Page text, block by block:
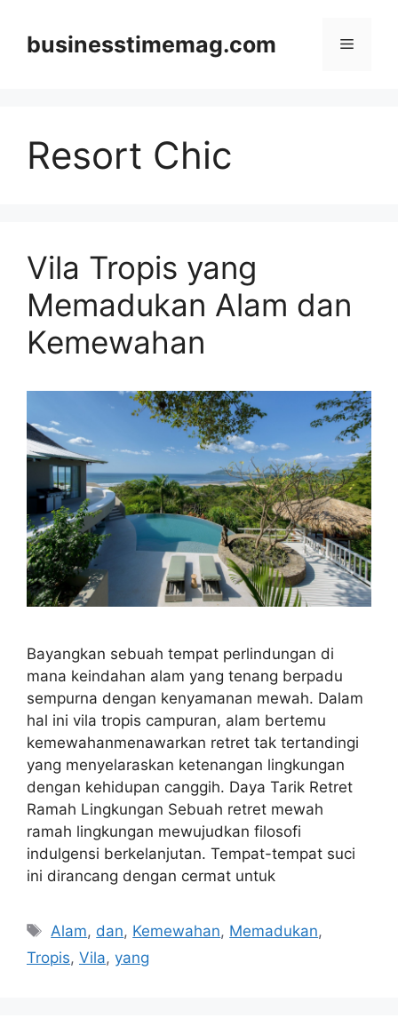
contentbusinesstimemag.com Menu
Resort Chic
Vila Tropis yang
Memadukan Alam dan
Kemewahan
Bayangkan sebuah tempat perlindungan di
mana keindahan alam yang tenang berpadu
sempurna dengan kenyamanan mewah. Dalam
hal ini vila tropis campuran, alam bertemu
kemewahanmenawarkan retret tak tertandingi
yang menyelaraskan ketenangan lingkungan
dengan kehidupan canggih. Daya Tarik Retret
Ramah Lingkungan Sebuah retret mewah
ramah lingkungan mewujudkan filosofi
indulgensi berkelanjutan. Tempat-tempat suci
ini dirancang dengan cermat untuk
Tags
Alam, dan, Kemewahan, Memadukan,
Tropis, Vila, yang